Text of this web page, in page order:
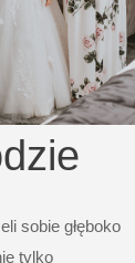
sobie głęboko
tylko